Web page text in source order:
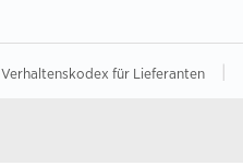
Verhaltenskodex für Lieferanten